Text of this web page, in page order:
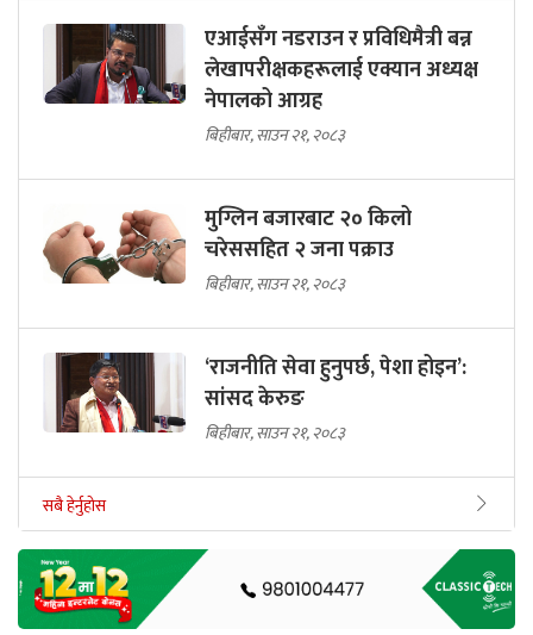
एआईसँग नडराउन र प्रविधिमैत्री बन्न
लेखापरीक्षकहरूलाई एक्यान अध्यक्ष
नेपालको आग्रह
बिहीबार, साउन २१, २०८३
मुग्लिन बजारबाट २० किलो
चरेससहित २ जना पक्राउ
बिहीबार, साउन २१, २०८३
‘राजनीति सेवा हुनुपर्छ, पेशा होइन’:
सांसद केरुङ
बिहीबार, साउन २१, २०८३
सबै हेर्नुहोस